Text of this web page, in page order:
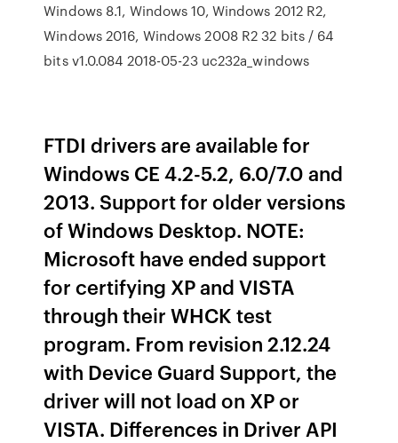
Windows 8.1, Windows 10, Windows 2012 R2,
Windows 2016, Windows 2008 R2 32 bits / 64
bits v1.0.084 2018-05-23 uc232a_windows
FTDI drivers are available for
Windows CE 4.2-5.2, 6.0/7.0 and
2013. Support for older versions
of Windows Desktop. NOTE:
Microsoft have ended support
for certifying XP and VISTA
through their WHCK test
program. From revision 2.12.24
with Device Guard Support, the
driver will not load on XP or
VISTA. Differences in Driver API